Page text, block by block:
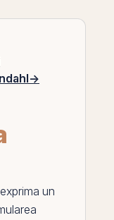
→
exprima un